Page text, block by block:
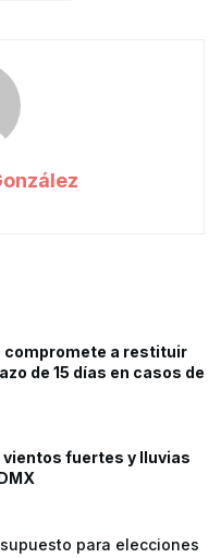
compromete a restituir
de 15 días en casos de
vientos fuertes y lluvias
para elecciones